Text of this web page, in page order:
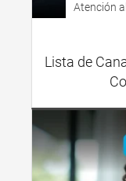
Atención
Lista de